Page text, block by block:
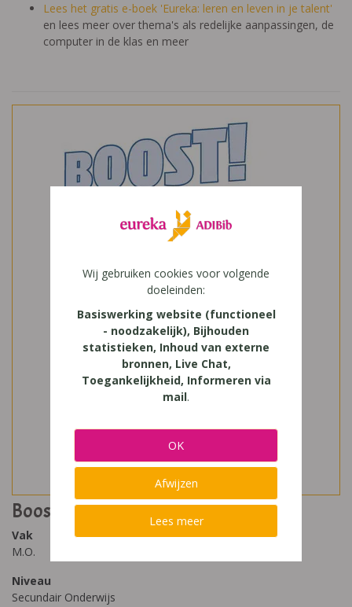
Lees het gratis e-boek 'Eureka: leren en leven in je talent'
en lees meer over thema's als redelijke aanpassingen, de
computer in de klas en meer
Boost 1 leerwerkboek
Vak
M.O.
Niveau
Secundair Onderwijs
Wij gebruiken cookies voor volgende
doeleinden:
Basiswerking website (functioneel
- noodzakelijk), Bijhouden
statistieken, Inhoud van externe
bronnen, Live Chat,
Toegankelijkheid, Informeren via
mail.
OK
Afwijzen
Lees meer